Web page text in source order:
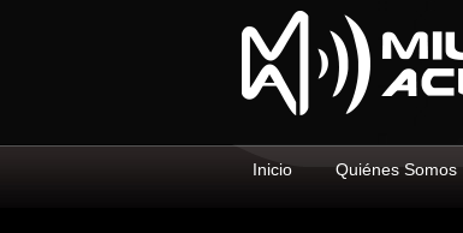
Inicio Quiénes Somos